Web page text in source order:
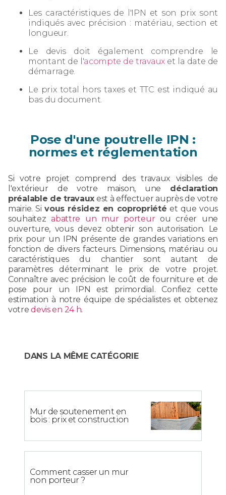
Les caractéristiques de l'IPN et son prix sont
indiqués avec précision : matériau, section et
longueur.
Le devis doit également comprendre le
montant de l'acompte de travauxet la date de
démarrage.
Le prix total hors taxes et TTC est indiqué au
bas du document.
Pose d'une poutrelle IPN :
normes et réglementation
Si votre projet comprend des travaux visibles de
l'extérieur de votre maison, une déclaration
préalable de travaux est à effectuer auprès de votre
mairie. Sivous résidez en copropriété et que vous
souhaitezabattre un mur porteurou créer une
ouverture, vous devez obtenir son autorisation. Le
prix pour un IPN présente de grandes variations en
fonction de divers facteurs. Dimensions, matériau ou
caractéristiques du chantier sont autant de
paramètres déterminant le prix de votre projet.
Connaître avec précision le coût de fourniture et de
pose pour un IPN est primordial. Confiez cette
estimation à notre équipe de spécialistes et obtenez
votredevis en 24 h.
DANS LA MÊME CATÉGORIE
Mur de soutenement en
bois : prix et construction
Comment casser un mur
non porteur ?